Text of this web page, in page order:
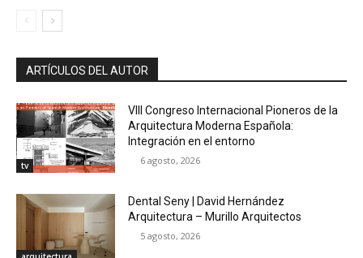
ARTÍCULOS DEL AUTOR
tv
VIII Congreso Internacional Pioneros de la
Arquitectura Moderna Española:
Integración en el entorno
6 agosto, 2026
Dental Seny | David Hernández
Arquitectura – Murillo Arquitectos
5 agosto, 2026